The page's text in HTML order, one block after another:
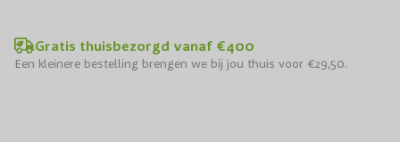
Gratis thuisbezorgd vanaf €400
Een kleinere bestelling brengen we bij jou thuis voor €29,50.